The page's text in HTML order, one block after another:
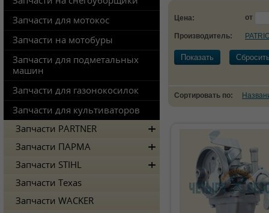
Цена: от
Производитель:
Показать
Сортировать по:
Запчасти для мотокос
Запчасти на мотобуры
Запчасти для подметальных
машин
Запчасти для газонокосилок
Запчасти для культиваторов
Запчасти PARTNER
Запчасти ПАРМА
Запчасти STIHL
Запчасти Texas
Запчасти WACKER